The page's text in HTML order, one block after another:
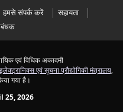
हमसे संपर्क करें
सहायता
एवं विधिक अकादमी
इलेक्ट्रानिक्स एवं सूचना प्रौद्योगिकी मंत्रालय,
गया है।
25, 2026